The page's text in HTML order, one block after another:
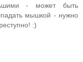
- может быть
мышкой - нужно
:)